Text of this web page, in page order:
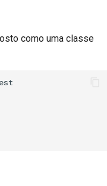
como uma classe